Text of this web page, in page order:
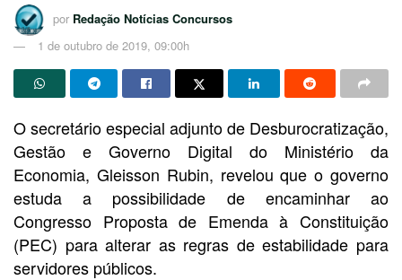
por Redação Notícias Concursos
1 de outubro de 2019, 09:00h
O secretário especial adjunto de Desburocratização,
Gestão e Governo Digital do Ministério da
Economia, Gleisson Rubin, revelou que o governo
estuda a possibilidade de encaminhar ao
Congresso Proposta de Emenda à Constituição
(PEC) para alterar as regras de estabilidade para
servidores públicos.